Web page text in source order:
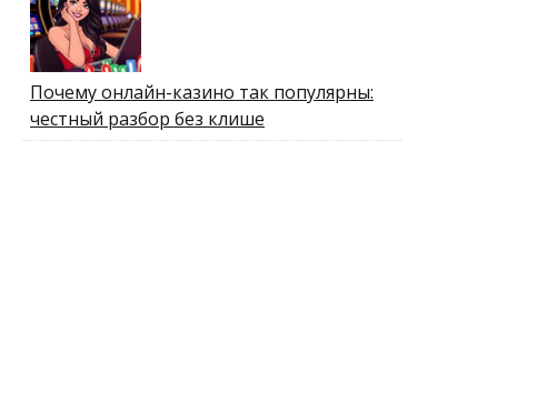
Почему онлайн-казино так популярны:
честный разбор без клише